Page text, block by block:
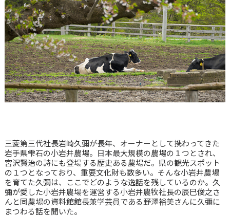
三菱第三代社長岩崎久彌が長年、オーナーとして携わってきた
岩手県雫石の小岩井農場。日本最大規模の農場の１つとされ、
宮沢賢治の詩にも登場する歴史ある農場だ。県の観光スポット
の１つとなっており、重要文化財も数多い。そんな小岩井農場
を育てた久彌は、ここでどのような逸話を残しているのか。久
彌が愛した小岩井農場を運営する小岩井農牧社長の辰巳俊之さ
んと同農場の資料館館長兼学芸員である野澤裕美さんに久彌に
まつわる話を聞いた。